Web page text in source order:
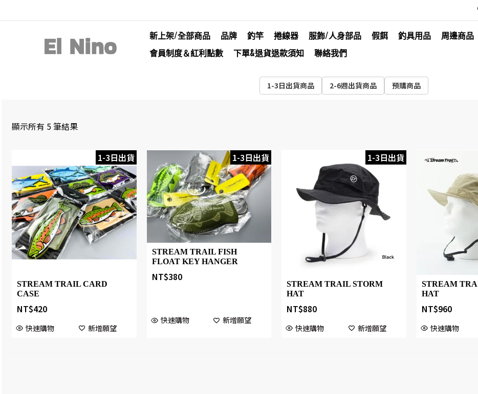
新上架/全部商品 品牌 釣竿 捲線器 服飾/人身部品 假餌 釣具用品 周邊商品
會員制度＆紅利點數
下單&退貨退款須知 聯絡我們
1-3日出貨商品 2-6週出貨商品 預購商品
顯示所有 5 筆結果
1-3日出貨
STREAM TRAIL CARD
CASE
NT$420
快速購物 新增願望
1-3日出貨
STREAM TRAIL FISH
FLOAT KEY HANGER
NT$380
快速購物 新增願望
1-3日出貨
STREAM TRAIL STORM
HAT
NT$880
快速購物 新增願望
STREAM
HAT
NT$960
快速購物